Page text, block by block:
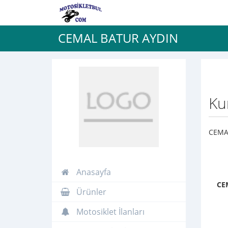
CEMAL BATUR AYDIN
Anasayfa
Ürünler
Motosiklet İlanları